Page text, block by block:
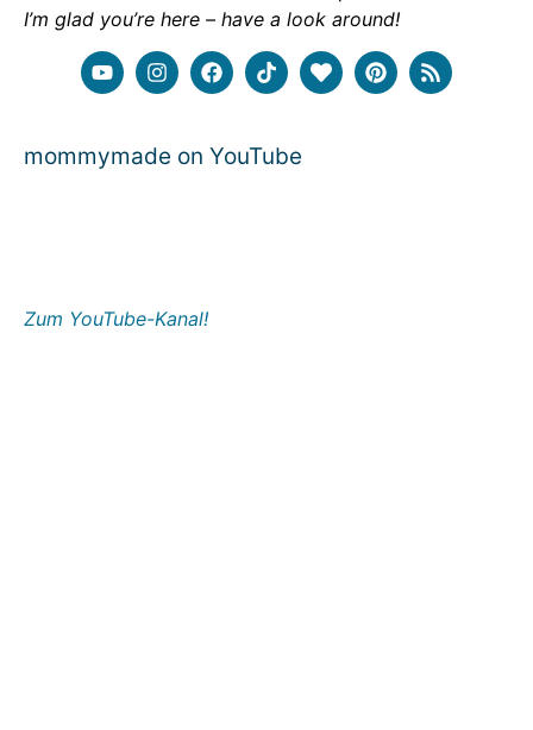
I’m glad you’re here – have a look around!
mommymade on YouTube
Zum YouTube-Kanal!